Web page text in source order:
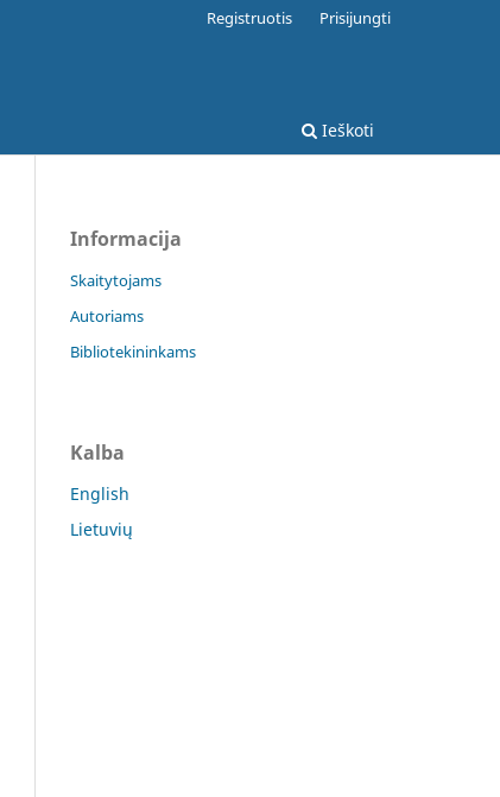
Ieškoti
Registruotis Prisijungti
Informacija
Skaitytojams
Autoriams
Bibliotekininkams
Kalba
English
Lietuvių